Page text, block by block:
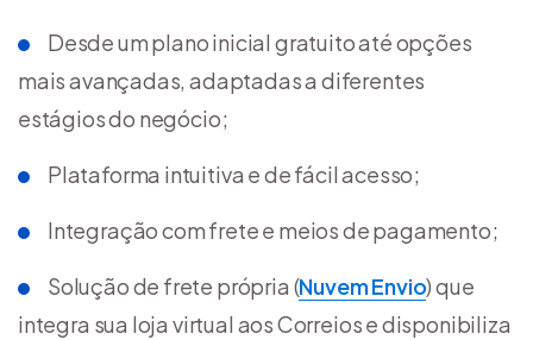
Desde um plano inicial gratuito até opções
mais avançadas, adaptadas a diferentes
estágios do negócio;
Plataforma intuitiva e de fácil acesso;
Integração com frete e meios de pagamento;
Solução de frete própria (Nuvem Envio) que
integra sua loja virtual aos Correios e disponibiliza